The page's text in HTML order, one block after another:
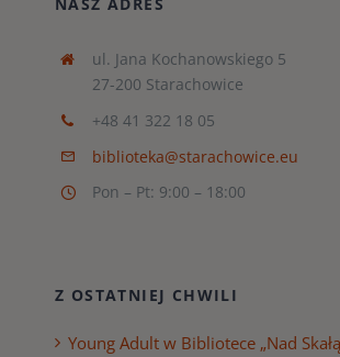
ul. Jana Kochanowskiego 5
27-200 Starachowice
+48 41 322 18 05
biblioteka@starachowice.eu
Pon – Pt: 9:00 – 18:00
Z OSTATNIEJ CHWILI
Young Adult w Bibliotece „Nad